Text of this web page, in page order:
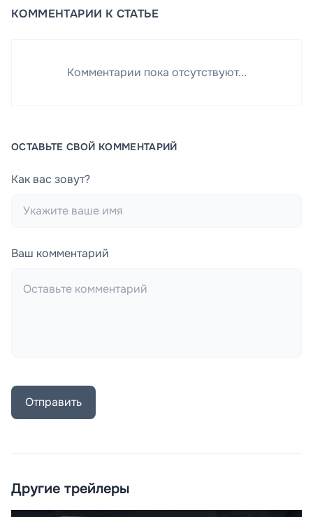
КОММЕНТАРИИ К СТАТЬЕ
Комментарии пока отсутствуют...
ОСТАВЬТЕ СВОЙ КОММЕНТАРИЙ
Как вас зовут?
Ваш комментарий
Отправить
Другие трейлеры